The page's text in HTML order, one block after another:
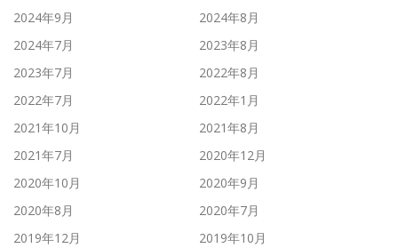
2024年9月
2024年8月
2024年7月
2023年8月
2023年7月
2022年8月
2022年7月
2022年1月
2021年10月
2021年8月
2021年7月
2020年12月
2020年10月
2020年9月
2020年8月
2020年7月
2019年12月
2019年10月